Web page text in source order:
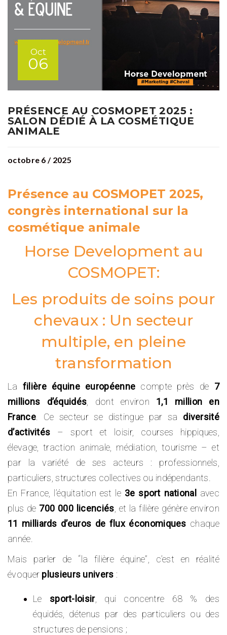
Oct
06
PRÉSENCE AU COSMOPET 2025 :
SALON DÉDIÉ À LA COSMÉTIQUE
ANIMALE
octobre 6 / 2025
Présence au COSMOPET 2025,
congrès international sur la
cosmétique animale
Horse Development au
COSMOPET:
Les produits de soins pour
chevaux : Un secteur
multiple, en pleine
transformation
La filière équine européenne compte près de 7
millions d’équidés , dont environ 1,1 million en
France. Ce secteur se distingue par sa diversité
d’activités – sport et loisir, courses hippiques,
élevage, traction animale, médiation, tourisme – et
par la variété de ses acteurs : professionnels,
particuliers, structures collectives ou indépendants.
En France, l’équitation est le 3e sport national
avec
plus de 700 000 licenciés , et la filière génère environ
11 milliards d’euros de flux économiques chaque
année.
Mais parler de “la filière équine”, c’est en réalité
évoquer plusieurs univers :
Le sport-loisir, qui concentre 68 % des
équidés, détenus par des particuliers ou des
structures de pensions ;